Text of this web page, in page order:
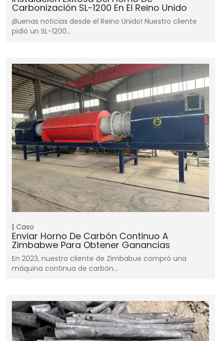
Carbonización SL-1200 En El Reino Unido
¡Buenas noticias desde el Reino Unido! Nuestro cliente
pidió un SL-1200…
Caso
Enviar Horno De Carbón Continuo A
Zimbabwe Para Obtener Ganancias
En 2023, nuestro cliente de Zimbabue compró una
máquina continua de carbón…